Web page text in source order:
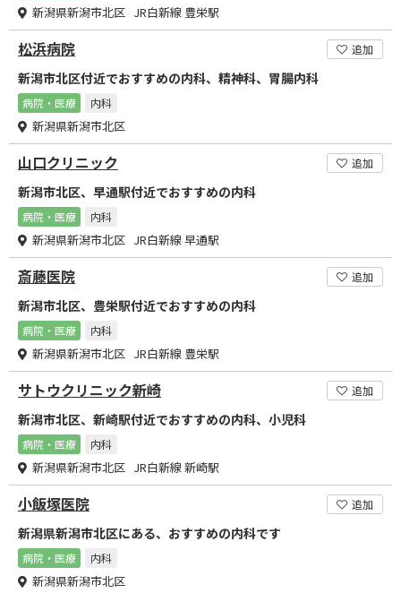
新潟県新潟市北区 JR白新線 豊栄駅
松浜病院 追加
新潟市北区付近でおすすめの内科、精神科、胃腸内科
病院・医療 内科
新潟県新潟市北区
山口クリニック 追加
新潟市北区、早通駅付近でおすすめの内科
病院・医療 内科
新潟県新潟市北区 JR白新線 早通駅
斎藤医院 追加
新潟市北区、豊栄駅付近でおすすめの内科
病院・医療 内科
新潟県新潟市北区 JR白新線 豊栄駅
サトウクリニック新崎 追加
新潟市北区、新崎駅付近でおすすめの内科、小児科
病院・医療 内科
新潟県新潟市北区 JR白新線 新崎駅
小飯塚医院 追加
新潟県新潟市北区にある、おすすめの内科です
病院・医療 内科
新潟県新潟市北区